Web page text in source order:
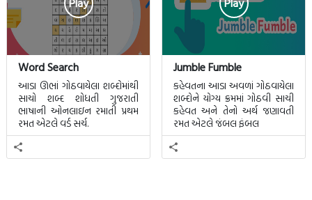
Word Search
આડા ઊભાં ગોઠવાયેલા શબ્દોમાંથી
સાચો શબ્દ શોધતી ગુજરાતી
ભાષાની ઓનલાઇન રમાતી પ્રથમ
રમત એટલે વર્ડ સર્ચ.
Jumble Fumble
કહેવતના આડા અવળાં ગોઠવાયેલા
શબ્દોને યોગ્ય ક્રમમાં ગોઠવી સાચી
કહેવત અને તેનો અર્થ જણાવતી
રમત એટલે જંબલ ફંબલ